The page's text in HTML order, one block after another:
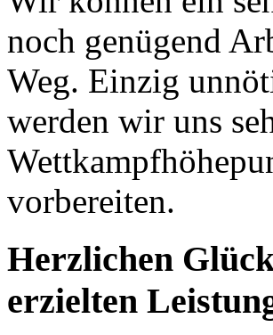
noch genügend
Weg. Einzig
werden wir uns
vorbereiten.
Herzlichen
erzielten